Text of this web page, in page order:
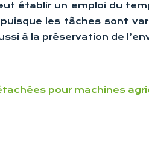
établir un emploi du
les tâches sont
à la préservation de
pour machines